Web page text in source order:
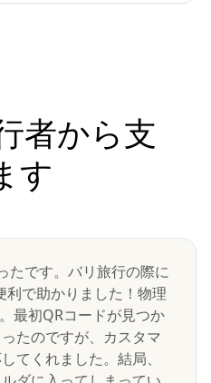
者から支
す
たです。バリ旅行の際に
で助かりました！物理
最初QRコードが見つか
たのですが、カスタマ
てくれました。結局、